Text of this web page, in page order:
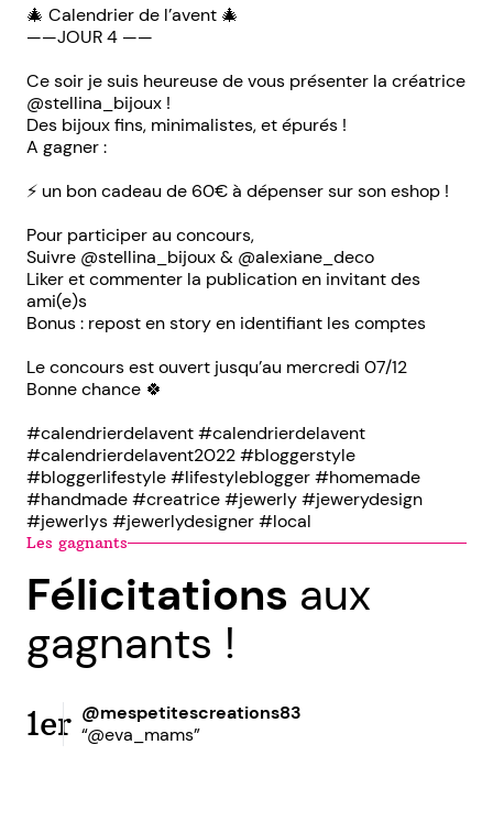
🎄 Calendrier de l’avent 🎄
——JOUR 4 ——
Ce soir je suis heureuse de vous présenter la créatrice
@stellina_bijoux !
Des bijoux fins, minimalistes, et épurés !
A gagner :
⚡️ un bon cadeau de 60€ à dépenser sur son eshop !
Pour participer au concours,
Suivre @stellina_bijoux & @alexiane_deco
Liker et commenter la publication en invitant des
ami(e)s
Bonus : repost en story en identifiant les comptes
Le concours est ouvert jusqu’au mercredi 07/12
Bonne chance 🍀
#calendrierdelavent #calendrierdelavent
#calendrierdelavent2022 #bloggerstyle
#bloggerlifestyle #lifestyleblogger #homemade
#handmade #creatrice #jewerly #jewerydesign
#jewerlys #jewerlydesigner #local
Les gagnants
Félicitations aux
gagnants !
1er @mespetitescreations83
“@eva_mams”